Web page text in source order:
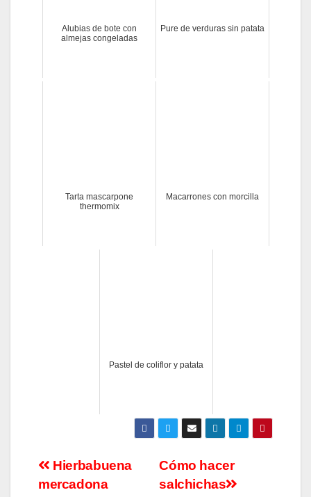
Alubias de bote con
almejas congeladas
Pure de verduras sin patata
Tarta mascarpone
thermomix
Macarrones con morcilla
Pastel de coliflor y patata
NavegaciónCómo hacer
salchichas
Hierbabuena
mercadona